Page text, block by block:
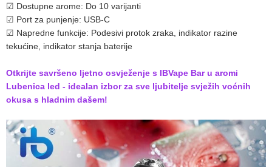
☑ Dostupne arome: Do 10 varijanti
☑ Port za punjenje: USB-C
☑ Napredne funkcije: Podesivi protok zraka, indikator razine
tekućine, indikator stanja baterije
Otkrijte savršeno ljetno osvježenje s IBVape Bar u aromi
Lubenica led - idealan izbor za sve ljubitelje svježih voćnih
okusa s hladnim dašem!